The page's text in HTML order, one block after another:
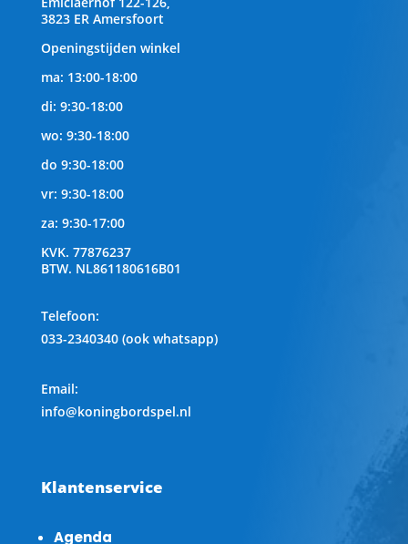
3823 ER Amersfoort
Openingstijden winkel
ma: 13:00-18:00
di: 9:30-18:00
wo: 9:30-18:00
do 9:30-18:00
vr: 9:30-18:00
za: 9:30-17:00
KVK. 77876237
BTW. NL861180616B01
Telefoon:
033-2340340 (ook whatsapp)
Email:
info@koningbordspel.nl
Klantenservice
Agenda